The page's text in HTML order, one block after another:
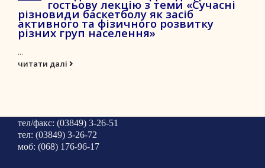
гостьову лекцію з теми «Сучасні
різновиди баскетболу як засіб
активного та фізичного розвитку
різних груп населення»
...
читати далі
тел/факс: (03849) 3-26-51
тел: (03849) 3-26-72
моб: (068) 176-96-17